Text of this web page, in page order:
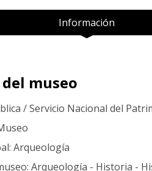
Información
museo
/Servicio Nacional del
Arqueología
Arqueología - Historia -